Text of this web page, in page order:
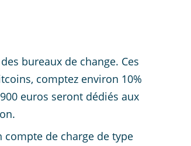
bureaux de change. Ces
comptez environ 10%
euros seront dédiés aux
de charge de type